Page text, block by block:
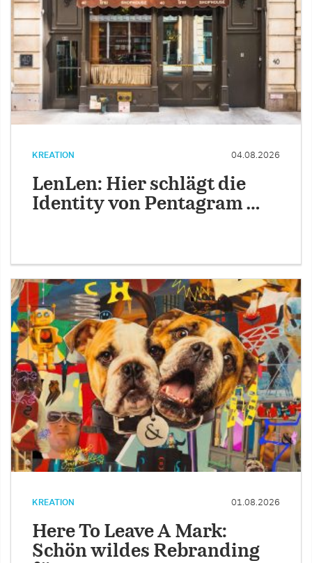
KREATION 04.08.2026
LenLen: Hier schlägt die
Identity von Pentagram …
KREATION 01.08.2026
Here To Leave A Mark:
Schön wildes Rebranding